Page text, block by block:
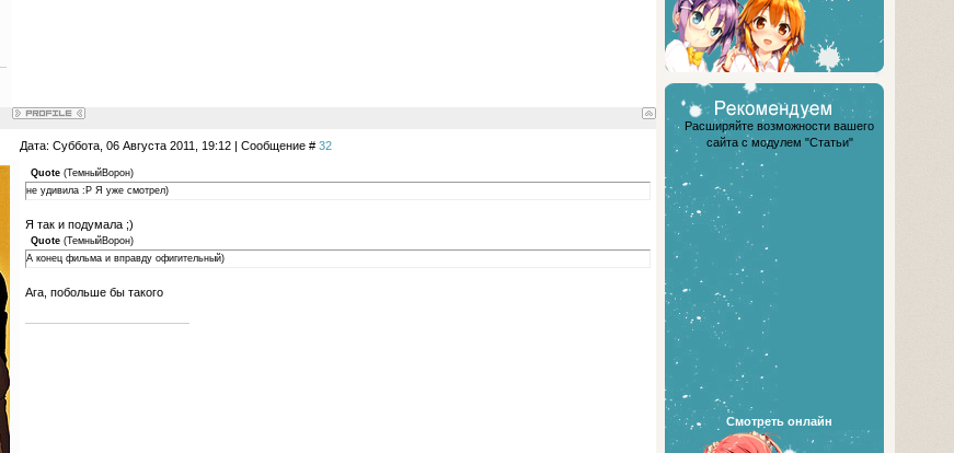
Дата: Суббота, 06 Августа 2011, 19:12 | Сообщение # 32
Quote(ТемныйВорон)
не удивила :P Я уже смотрел)
Я так и подумала ;)
Quote(ТемныйВорон)
А конец фильма и вправду офигительный)
Ага, побольше бы такого
Расширяйте возможности вашего
сайта с модулем "Статьи"
Смотреть онлайн